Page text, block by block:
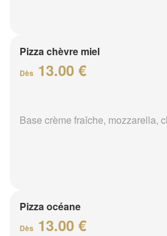
Pizza chèvre miel
Dès 13.00 €
Base crème fraîche, mozzarella,
Pizza océane
Dès 13.00 €